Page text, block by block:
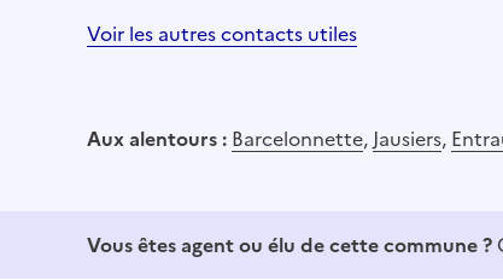
Voir les autres contacts utiles
Aux alentours : Barcelonnette, Jausiers,
Vous êtes agent ou élu de cette commune ?